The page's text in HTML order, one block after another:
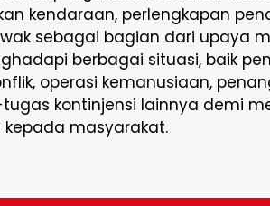
kendaraan, perlengkapan
sebagai bagian dari upaya
berbagai situasi, baik
operasi kemanusiaan,
kontinjensi lainnya demi
masyarakat.